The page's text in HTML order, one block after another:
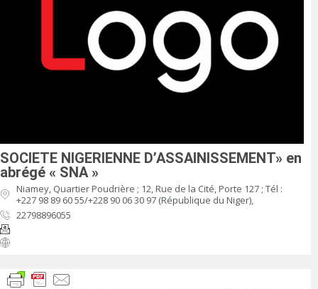
SOCIETE NIGERIENNE D’ASSAINISSEMENT» en
abrégé « SNA »
Niamey, Quartier Poudrière ; 12, Rue de la Cité, Porte 127 ; Tél :
+227 98 89 60 55/+228 90 06 30 97 (République du Niger),
22798896055